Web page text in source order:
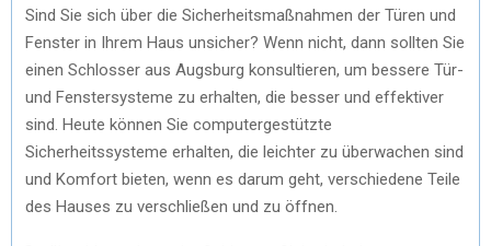
Sind Sie sich über die Sicherheitsmaßnahmen der Türen und
Fenster in Ihrem Haus unsicher? Wenn nicht, dann sollten Sie
einen Schlosser aus Augsburg konsultieren, um bessere Tür-
und Fenstersysteme zu erhalten, die besser und effektiver
sind. Heute können Sie computergestützte
Sicherheitssysteme erhalten, die leichter zu überwachen sind
und Komfort bieten, wenn es darum geht, verschiedene Teile
des Hauses zu verschließen und zu öffnen.